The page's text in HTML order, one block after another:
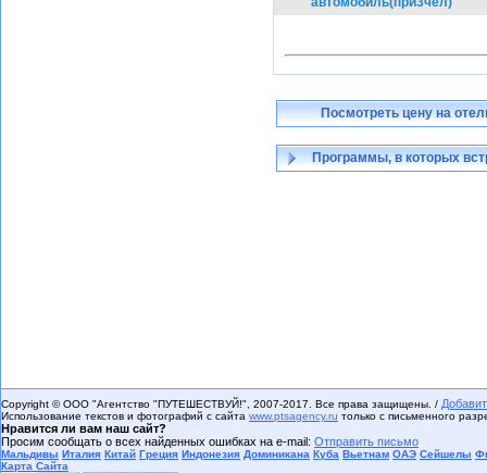
Посмотреть цену на
Программы, в которых
Copyright © ООО "Агентство "ПУТЕШЕСТВУЙ!", 2007-2017. Все права защищены. /
Использование текстов и фотографий с сайта www.ptsagency.ru только с письменного
Нравится ли вам наш сайт?
Просим сообщать о всех найденных ошибках на e-mail: Отправить письмо
Мальдивы Италия Китай Греция Индонезия Доминикана Куба Вьетнам ОАЭ Сейшелы
Карта Сайта